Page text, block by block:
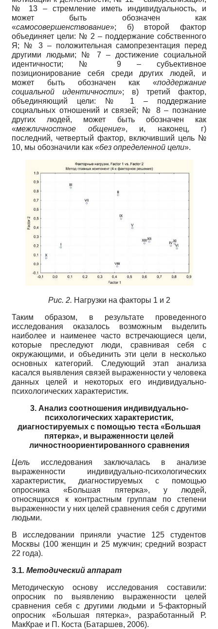
№ 13 – стремление иметь индивидуальность, и
может быть обозначен как
«самосовершенствование»; б) второй фактор
объединяет цели: № 2 – поддержание собственного
Я; № 3 – положительная самопрезентация перед
другими людьми; № 7 – достижение социальной
идентичности; № 9 – субъективное
позиционирование себя среди других людей, и
может быть обозначен как «поддержание
социальной идентичности»; в) третий фактор,
объединяющий цели: № 1 – поддержание
социальных отношений и связей; № 8 – познание
других людей, может быть обозначен как
«межличностное общение», и, наконец, г)
последний, четвертый фактор, включивший цель №
10, мы обозначили как «без определенной цели».
Рис. 2. Нагрузки на факторы 1 и 2
Таким образом, в результате проведенного
исследования оказалось возможным выделить
наиболее и наименее часто встречающиеся цели,
которые преследуют люди, сравнивая себя с
окружающими, и объединить эти цели в несколько
основных категорий. Следующий этап анализа
касался выявления связей выраженности у человека
данных целей и некоторых его индивидуально-
психологических характеристик.
3. Анализ соотношения индивидуально-
психологических характеристик,
диагностируемых с помощью теста «Большая
пятерка», и выраженности целей
личностноориентированного сравнения
Цель исследования заключалась в анализе
выраженности индивидуально-психологических
характеристик, диагностируемых с помощью
опросника «Большая пятерка», у людей,
относящихся к контрастным группам по степени
выраженности у них целей сравнения себя с другими
людьми.
В исследовании приняли участие 125 студентов
Москвы (100 женщин и 25 мужчин; средний возраст
22 года).
3.1. Методический аппарат
Методическую основу исследования составили:
опросник по выявлению выраженности целей
сравнения себя с другими людьми и 5-факторный
опросник «Большая пятерка», разработанный Р.
МакКрае и П. Коста (Батаршев, 2006).